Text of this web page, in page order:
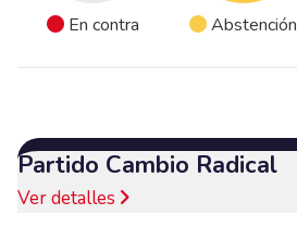
En contra Abstención
Partido Cambio Radical
Ver detalles